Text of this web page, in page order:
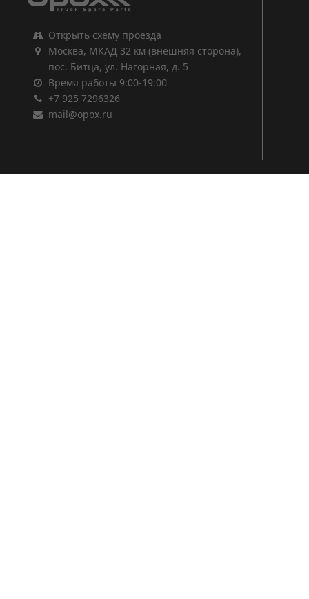
Открыть схему проезда
Москва, МКАД 32 км (внешняя сторона),
пос. Битца, ул. Нагорная, д. 5
Время работы 9:00-19:00
+7 925 7296326
mail@opox.ru